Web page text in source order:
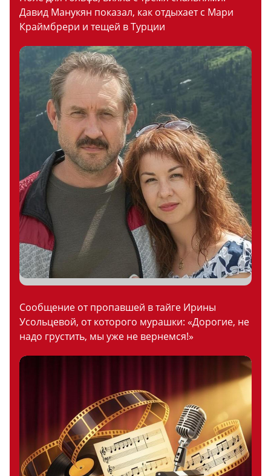
Давид Манукян показал, как отдыхает с Мари
Краймбрери и тещей в Турции
Сообщение от пропавшей в тайге Ирины
Усольцевой, от которого мурашки: «Дорогие, не
надо грустить, мы уже не вернемся!»